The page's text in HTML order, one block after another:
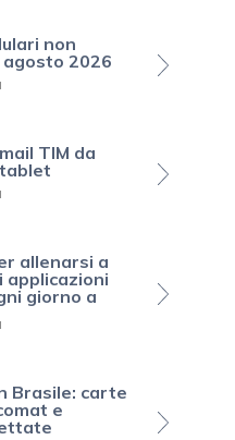
non
2026
TIM da
allenarsi a
applicazioni
giorno a
Brasile: carte
e